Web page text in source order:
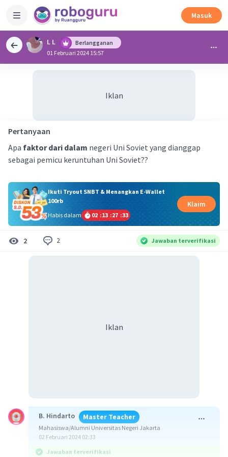
Masuk
L L
Berlangganan
01 Februari 2024 15:57
Iklan
Pertanyaan
Apa faktor dari dalam negeri Uni Soviet yang dianggap
sebagai pemicu keruntuhan Uni Soviet??
Ikuti Tryout SNBT & Menangkan E-Wallet
100rb
Habis dalam
02 :13 :27 :32
Klaim
2 2 Jawaban terverifikasi
Iklan
B. Hindarto Master Teacher
Mahasiswa/Alumni Universitas Negeri Jakarta
02 Februari 2024 02:33
Jawaban terverifikasi